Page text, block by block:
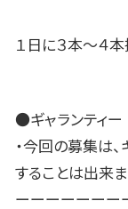
１日に３本〜４
●ギャランティー
・今回の募集は
することは出来
ーーーーーーー